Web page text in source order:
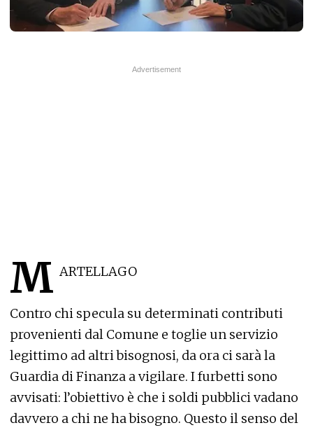
M ARTELLAGO
Contro chi specula su determinati contributi
provenienti dal Comune e toglie un servizio
legittimo ad altri bisognosi, da ora ci sarà la
Guardia di Finanza a vigilare. I furbetti sono
avvisati: l’obiettivo è che i soldi pubblici vadano
davvero a chi ne ha bisogno. Questo il senso del